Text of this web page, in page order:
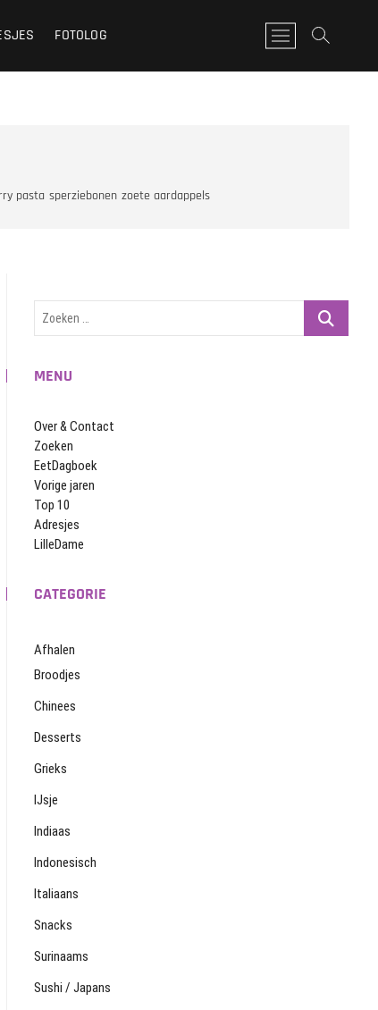
FOTOLOG
M
e
n
pasta sperziebonen zoete aardappels
Zoeken
MENU
Over & Contact
Zoeken
EetDagboek
Vorige jaren
Top 10
Adresjes
LilleDame
CATEGORIE
Afhalen
Broodjes
Chinees
Desserts
Grieks
IJsje
Indiaas
Indonesisch
Italiaans
Snacks
Surinaams
Sushi / Japans